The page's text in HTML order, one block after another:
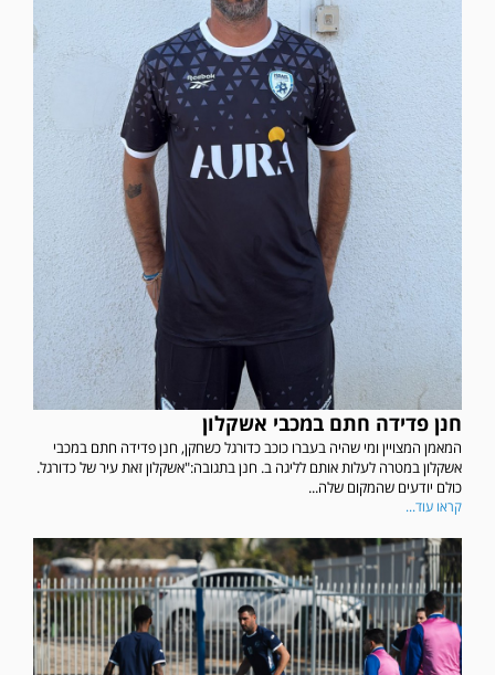
חנן פדידה חתם במכבי אשקלון
המאמן המצויין ומי שהיה בעברו כוכב כדורגל כשחקן, חנן פדידה חתם במכבי
אשקלון במטרה לעלות אותם לליגה ב. חנן בתגובה:"אשקלון זאת עיר של כדורגל.
כולם יודעים שהמקום שלה...
קראו עוד...